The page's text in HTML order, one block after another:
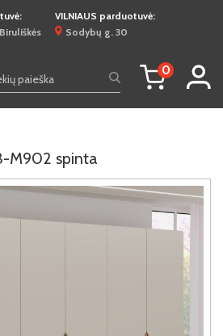
VILNIAUS parduotuvė:
Sodybų g. 30
0
M902 spinta